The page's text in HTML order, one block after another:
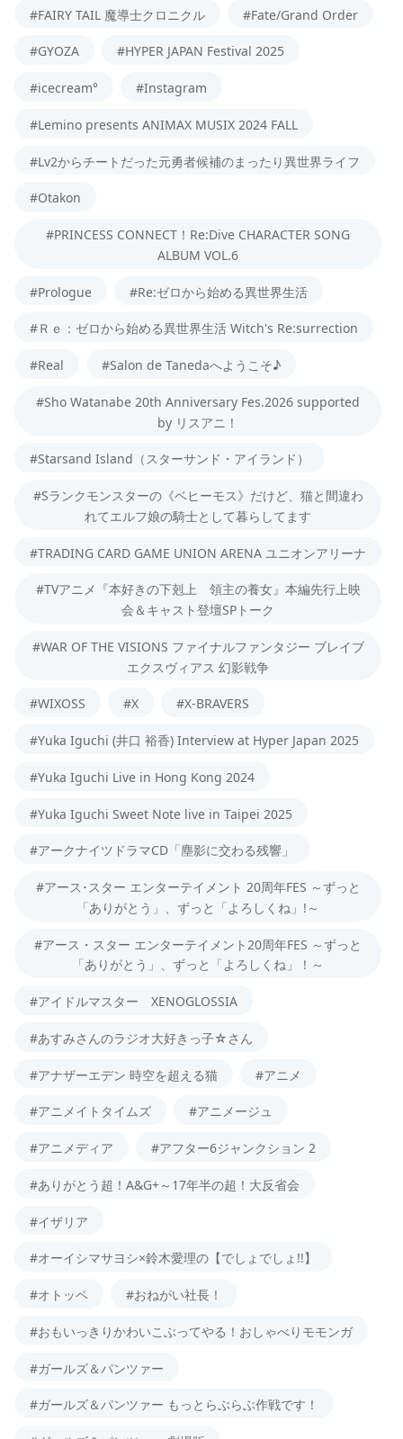
#FAIRY TAIL 魔導士クロニクル #Fate/Grand Order
#GYOZA #HYPER JAPAN Festival 2025
#icecream° #Instagram
#Lemino presents ANIMAX MUSIX 2024 FALL
#Lv2からチートだった元勇者候補のまったり異世界ライフ
#Otakon
#PRINCESS CONNECT！Re:Dive CHARACTER SONG
ALBUM VOL.6
#Prologue #Re:ゼロから始める異世界生活
#Ｒｅ：ゼロから始める異世界生活 Witch's Re:surrection
#Real #Salon de Tanedaへようこそ♪
#Sho Watanabe 20th Anniversary Fes.2026 supported
by リスアニ！
#Starsand Island（スターサンド・アイランド）
#Sランクモンスターの《ベヒーモス》だけど、猫と間違わ
れてエルフ娘の騎士として暮らしてます
#TRADING CARD GAME UNION ARENA ユニオンアリーナ
#TVアニメ『本好きの下剋上 領主の養女』本編先行上映
会＆キャスト登壇SPトーク
#WAR OF THE VISIONS ファイナルファンタジー ブレイブ
エクスヴィアス 幻影戦争
#WIXOSS #X #X-BRAVERS
#Yuka Iguchi (井口 裕香) Interview at Hyper Japan 2025
#Yuka Iguchi Live in Hong Kong 2024
#Yuka Iguchi Sweet Note live in Taipei 2025
#アークナイツドラマCD「塵影に交わる残響」
#アース･スター エンターテイメント 20周年FES ～ずっと
「ありがとう」、ずっと「よろしくね」!～
#アース・スター エンターテイメント20周年FES ～ずっと
「ありがとう」、ずっと「よろしくね」！～
#アイドルマスター XENOGLOSSIA
#あすみさんのラジオ大好きっ子☆さん
#アナザーエデン 時空を超える猫 #アニメ
#アニメイトタイムズ #アニメージュ
#アニメディア #アフター6ジャンクション 2
#ありがとう超！A&G+～17年半の超！大反省会
#イザリア
#オーイシマサヨシ×鈴木愛理の【でしょでしょ!!】
#オトッペ #おねがい社長！
#おもいっきりかわいこぶってやる！おしゃべりモモンガ
#ガールズ＆パンツァー
#ガールズ＆パンツァー もっとらぶらぶ作戦です！